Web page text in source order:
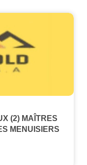
(2) MAÎTRES
MENUISIERS